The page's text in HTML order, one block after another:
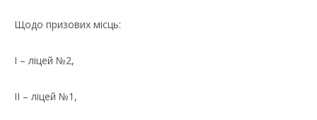
Щодо призових місць:
І – ліцей №2,
ІІ – ліцей №1,